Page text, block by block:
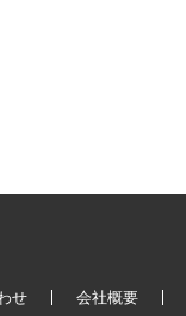
せ 会社概要